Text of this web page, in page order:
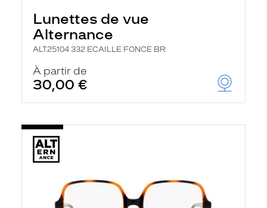
Lunettes de vue
Alternance
ALT25104 332 ECAILLE FONCE BR
À partir de
30,00 €